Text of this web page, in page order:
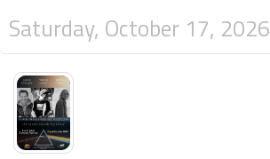
Saturday, October 17, 2026